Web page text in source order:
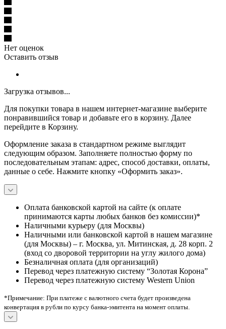
Нет оценок
Оставить отзыв
Загрузка отзывов...
Для покупки товара в нашем интернет-магазине выберите
понравившийся товар и добавьте его в корзину. Далее
перейдите в Корзину.
Оформление заказа в стандартном режиме выглядит
следующим образом. Заполняете полностью форму по
последовательным этапам: адрес, способ доставки, оплаты,
данные о себе. Нажмите кнопку «Оформить заказ».
Оплата банковской картой на сайте (к оплате
принимаются карты любых банков без комиссии)*
Наличными курьеру (для Москвы)
Наличными или банковской картой в нашем магазине
(для Москвы) – г. Москва, ул. Митинская, д. 28 корп. 2
(вход со дворовой территории на углу жилого дома)
Безналичная оплата (для организаций)
Перевод через платежную систему “Золотая Корона”
Перевод через платежную систему Western Union
*Примечание: При платеже с валютного счета будет произведена
конвертация в рубли по курсу банка-эмитента на момент оплаты.